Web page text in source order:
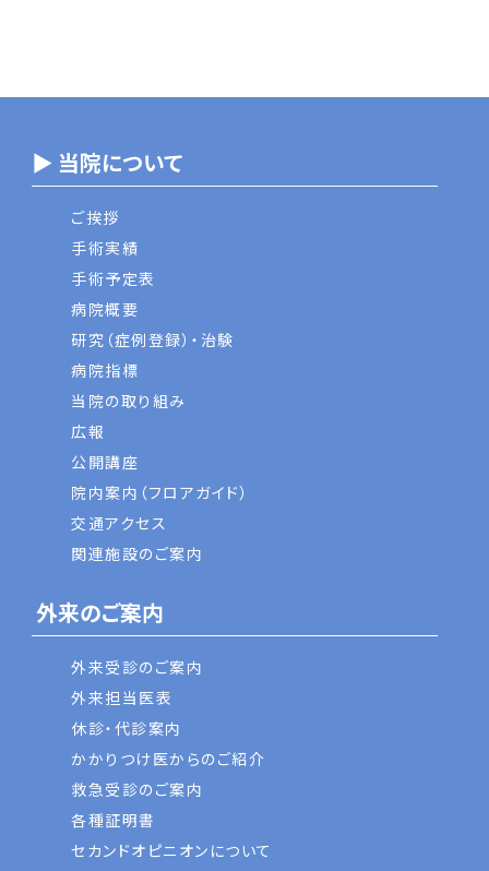
▶ 当院について
ご挨拶
手術実績
手術予定表
病院概要
研究（症例登録）・治験
病院指標
当院の取り組み
広報
公開講座
院内案内（フロアガイド）
交通アクセス
関連施設のご案内
外来のご案内
外来受診のご案内
外来担当医表
休診・代診案内
かかりつけ医からのご紹介
救急受診のご案内
各種証明書
セカンドオピニオンについて